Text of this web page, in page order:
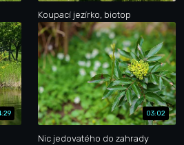
Koupací jezírko, biotop
03:02
Nic jedovatého do zahrady